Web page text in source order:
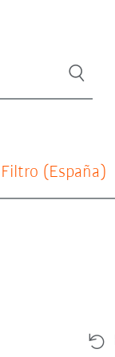
( España )